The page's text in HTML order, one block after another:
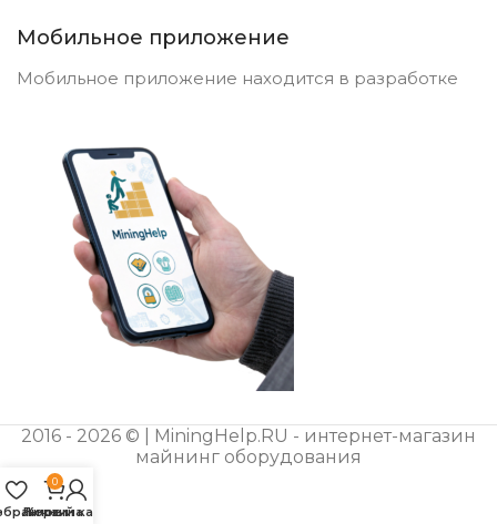
Мобильное приложение
Мобильное приложение находится в разработке
2016 - 2026 © | MiningHelp.RU - интернет-магазин
майнинг оборудования
0
Корзина
Личный кабинет